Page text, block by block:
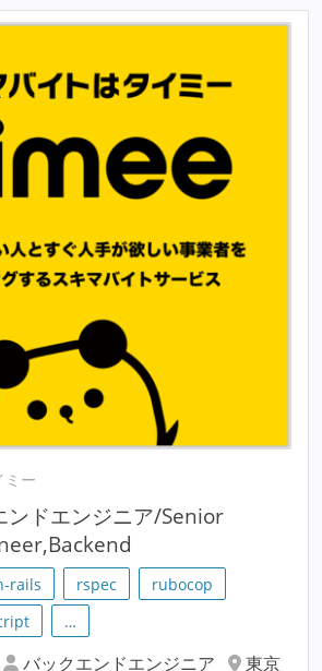
ミー
ンドエンジニア/Senior
rails rspec
rubocop
…
バックエンドエンジニア
東京